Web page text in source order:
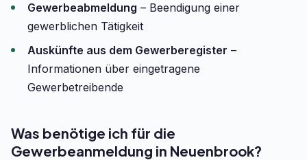
Gewerbeabmeldung – Beendigung einer
gewerblichen Tätigkeit
Auskünfte aus dem Gewerberegister –
Informationen über eingetragene
Gewerbetreibende
Was benötige ich für die
Gewerbeanmeldung in Neuenbrook?